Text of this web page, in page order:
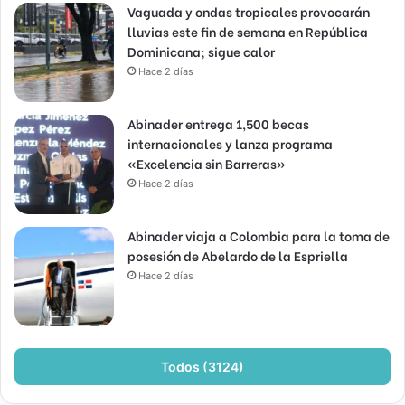
Vaguada y ondas tropicales provocarán
lluvias este fin de semana en República
Dominicana; sigue calor
Hace 2 días
Abinader entrega 1,500 becas
internacionales y lanza programa
«Excelencia sin Barreras»
Hace 2 días
Abinader viaja a Colombia para la toma de
posesión de Abelardo de la Espriella
Hace 2 días
Todos (3124)